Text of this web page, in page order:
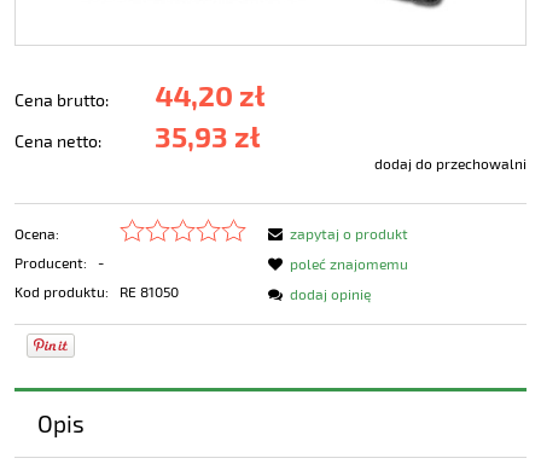
Cena brutto: 44,20 zł
Cena netto: 35,93 zł
dodaj do przechowalni
Ocena:
Producent:
-
Kod produktu:
RE 81050
zapytaj o produkt
poleć znajomemu
dodaj opinię
Opis